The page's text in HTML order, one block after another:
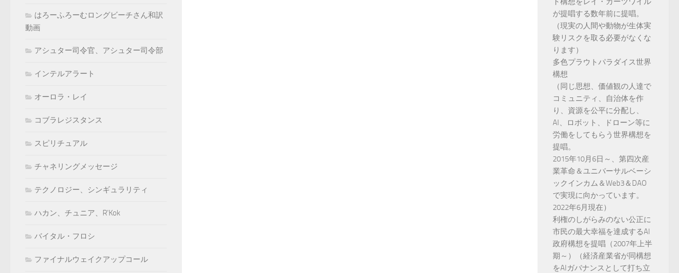
はろーふろーむロングビーチさん和訳
動画
アシュター司令官、アシュター司令部
インテルアラート
オーロラ・レイ
コブラレジスタンス
スピリチュアル
チャネリングメッセージ
テクノロジー、シンギュラリティ
ハカン、チュニア、R'Kok
バイタル・フロシ
ファイナルウェイクアップコール
が提唱する数年前に提唱。
（現実の人間や動物が生体実
験リスクを取る必要がなくな
ります）
多色プラウトパラダイス世界
構想
（同じ思想、価値観の人達で
コミュニティ、自治体を作
り、資源を公平に分配し、
AI、ロボット、ドローン等に
労働をしてもらう世界構想を
提唱。
2015年10月6日～、第四次産
業革命＆ユニバーサルベーシ
ックインカム＆Web3＆DAO
で実現に向かっています。
2022年6月現在）
利権のしがらみのない公正に
市民の最大幸福を達成するAI
政府構想を提唱（2007年上半
期～）（経済産業省が同構想
をAIガバナンスとして打ち立